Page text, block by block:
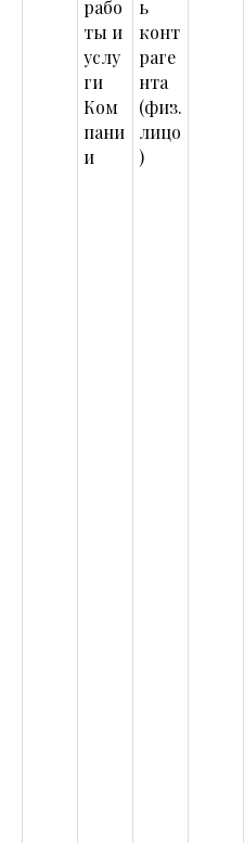
рабо
ты и
услу
ги
Ком
пани
и
ь
конт
раге
нта
(физ.
лицо
)